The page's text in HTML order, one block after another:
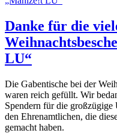
Danke für die
LU“
Die Gabentische bei der
waren reich gefüllt. Wir
Spendern für die
den Ehrenamtlichen, die
gemacht haben.